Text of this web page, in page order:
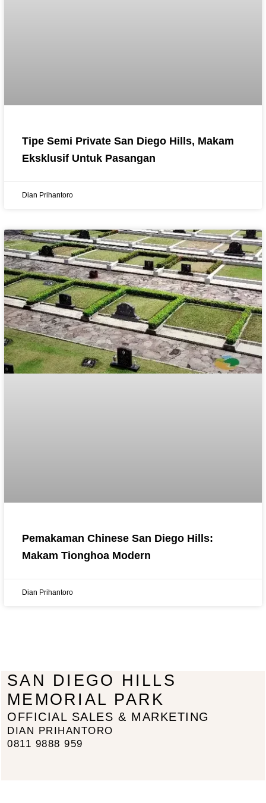
Tipe Semi Private San Diego Hills, Makam
Eksklusif Untuk Pasangan
Dian Prihantoro
Pemakaman Chinese San Diego Hills:
Makam Tionghoa Modern
Dian Prihantoro
SAN DIEGO HILLS
MEMORIAL PARK
OFFICIAL SALES & MARKETING
DIAN PRIHANTORO
0811 9888 959